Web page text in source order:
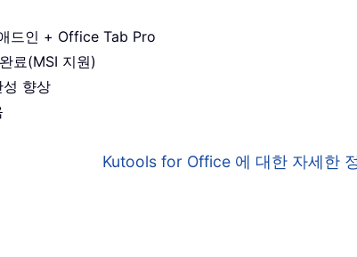
드인 + Office Tab Pro
료(MSI 지원)
향상
Kutools for Office 에 대한 자세한 정